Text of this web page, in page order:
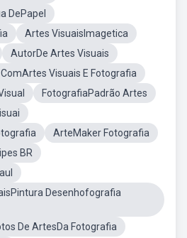
DePapel
Artes VisuaisImagetica
AutorDe Artes Visuais
Visuais E Fotografia
FotografiaPadrão Artes
ArteMaker Fotografia
BR
Desenhofografia
De ArtesDa Fotografia